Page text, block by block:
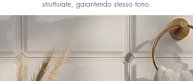
strutturate, garantendo stesso tono.